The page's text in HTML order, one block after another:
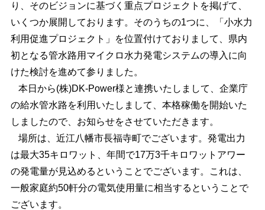
り、そのビジョンに基づく重点プロジェクトを掲げて、
いくつか展開しております。そのうちの1つに、「小水力
利用促進プロジェクト」を位置付けておりまして、県内
初となる管水路用マイクロ水力発電システムの導入に向
けた検討を進めて参りました。
本日から(株)DK-Power様と連携いたしまして、企業庁
の給水管水路を利用いたしまして、本格稼働を開始いた
しましたので、お知らせをさせていただきます。
場所は、近江八幡市長福寺町でございます。発電出力
は最大35キロワット、年間で17万3千キロワットアワー
の発電量が見込めるということでございます。これは、
一般家庭約50軒分の電気使用量に相当するということで
ございます。